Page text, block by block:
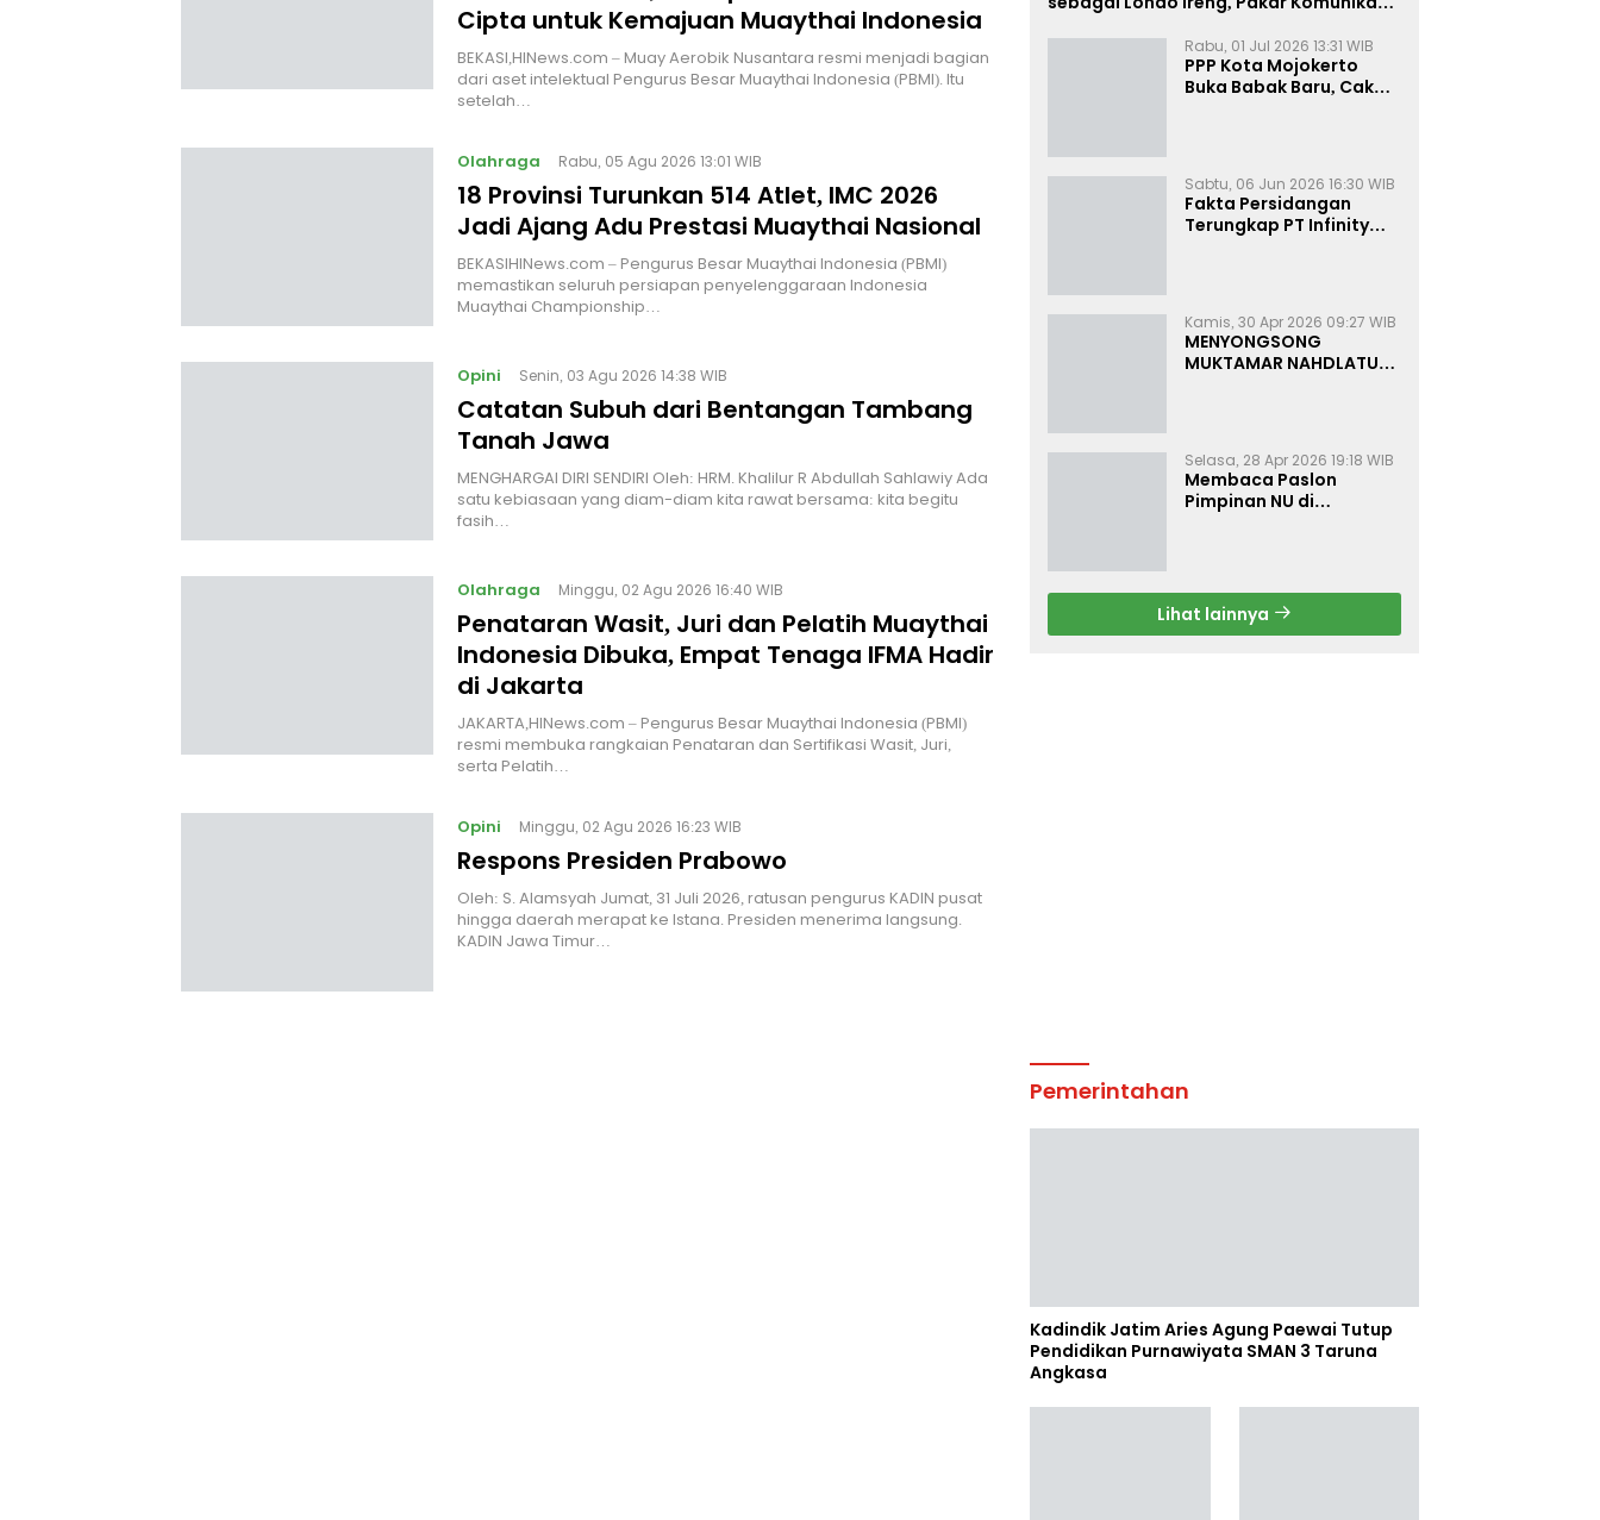
Cipta untuk Kemajuan Muaythai Indonesia
BEKASI,HINews.com – Muay Aerobik Nusantara resmi menjadi bagian
dari aset intelektual Pengurus Besar Muaythai Indonesia (PBMI). Itu
setelah…
Olahraga Rabu, 05 Agu 2026 13:01 WIB
18 Provinsi Turunkan 514 Atlet, IMC 2026
Jadi Ajang Adu Prestasi Muaythai Nasional
‎BEKASIHINews.com – Pengurus Besar Muaythai Indonesia (PBMI)
memastikan seluruh persiapan penyelenggaraan Indonesia
Muaythai Championship…
Opini Senin, 03 Agu 2026 14:38 WIB
Catatan Subuh dari Bentangan Tambang
Tanah Jawa
MENGHARGAI DIRI SENDIRI Oleh: HRM. Khalilur R Abdullah Sahlawiy Ada
satu kebiasaan yang diam-diam kita rawat bersama: kita begitu
fasih…
Olahraga Minggu, 02 Agu 2026 16:40 WIB
Penataran Wasit, Juri dan Pelatih Muaythai
Indonesia Dibuka, Empat Tenaga IFMA Hadir
di Jakarta
JAKARTA,HINews.com – Pengurus Besar Muaythai Indonesia (PBMI)
resmi membuka rangkaian Penataran dan Sertifikasi Wasit, Juri,
serta Pelatih…
Opini Minggu, 02 Agu 2026 16:23 WIB
Respons Presiden Prabowo
Oleh: S. Alamsyah Jumat, 31 Juli 2026, ratusan pengurus KADIN pusat
hingga daerah merapat ke Istana. Presiden menerima langsung.
KADIN Jawa Timur…
Rabu, 01 Jul 2026 13:31 WIB
PPP Kota Mojokerto
Buka Babak Baru, Cak
Sabtu, 06 Jun 2026 16:30 WIB
Fakta Persidangan
Terungkap PT Infinity
Kamis, 30 Apr 2026 09:27 WIB
MENYONGSONG
MUKTAMAR NAHDLATUL
Selasa, 28 Apr 2026 19:18 WIB
Membaca Paslon
Pimpinan NU di
Lihat lainnya
Pemerintahan
Kadindik Jatim Aries Agung Paewai Tutup
Pendidikan Purnawiyata SMAN 3 Taruna
Angkasa